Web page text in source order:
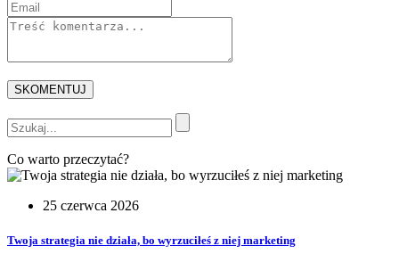
Co warto przeczytać?
25 czerwca 2026
Twoja strategia nie działa, bo wyrzuciłeś z niej marketing